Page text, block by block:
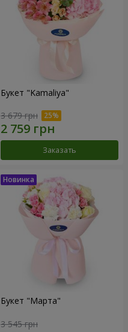
Букет "Kamaliya"
3 679 грн
Заказать
Букет "Марта"
3 545 грн